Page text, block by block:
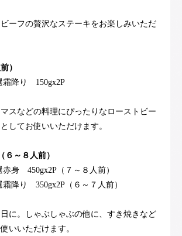
ーフの贅沢なステーキをお楽しみいただ
）
霜降り 150gx2P
スなどの料理にぴったりなローストビー
してお使いいただけます。
６～８人前）
身 450gx2P（７～８人前）
降り 350gx2P（６～７人前）
に。しゃぶしゃぶの他に、すき焼きなど
いいただけます。